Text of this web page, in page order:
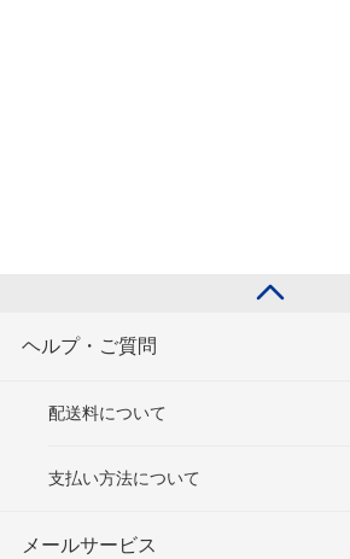
ヘルプ・ご質問
配送料について
支払い方法について
メールサービス